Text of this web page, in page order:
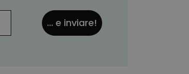
... e inviare!